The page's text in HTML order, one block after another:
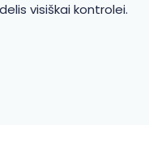
visiškai kontrolei.